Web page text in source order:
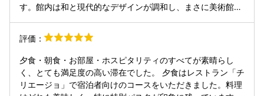
す。館内は和と現代的なデザインが調和し、まさに美術館の
位、非日常感を味わえます。 部屋はエグゼクティブコーナー
キングにアップグレードいただき、高層階コーナーの広い窓
から新緑木々の奥に東京タワーや高輪ゲートウェイのビルを
眺めることができました。 クラブラウンジも敷地内にある3
か所巡ることができ、それぞれ趣向を凝らした内装、イブニ
ングカクテルや軽食があり、日本庭園を通ってホッピングを
評価：
夕食・朝食・お部屋・ホスピタリティのすべてが素晴らし
く、とても満足度の高い滞在でした。 夕食はレストラン「チ
リエージョ」で宿泊者向けのコースをいただきました。料理